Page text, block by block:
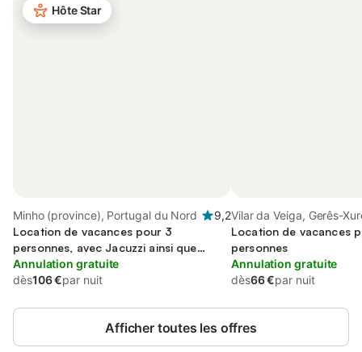
Hôte Star
Minho (province), Portugal du Nord
9,2
Location de vacances pour 3
personnes, avec Jacuzzi ainsi que
Jardin et Sauna
Annulation gratuite
dès106 €par nuit
Vilar da Veiga, Gerês-
Transboundary
Location de vacances
personnes
Annulation gratuite
dès66 €par nuit
Afficher toutes les offres